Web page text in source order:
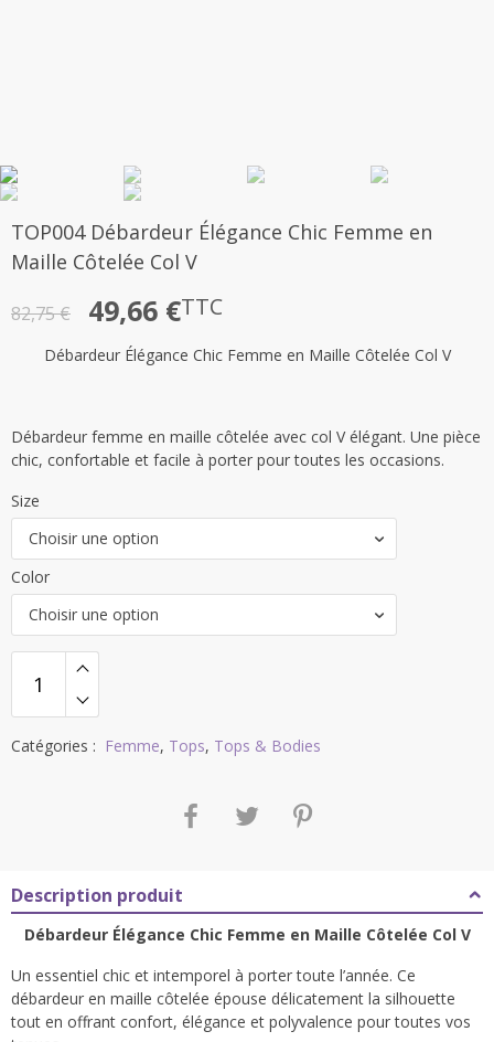
TOP004 Débardeur Élégance Chic Femme en
Maille Côtelée Col V
82,75€
Le
prix
82,75 €.
49,66 €
Le
prix
49,66 €.
TTC
Débardeur Élégance Chic Femme en Maille Côtelée Col V
Débardeur femme en maille côtelée avec col V élégant. Une pièce
chic, confortable et facile à porter pour toutes les occasions.
Size
Choisir une option
Color
Choisir une option
Catégories : Femme, Tops, Tops & Bodies
Description produit
Débardeur Élégance Chic Femme en Maille Côtelée Col V
Un essentiel chic et intemporel à porter toute l’année. Ce
débardeur en maille côtelée épouse délicatement la silhouette
tout en offrant confort, élégance et polyvalence pour toutes vos